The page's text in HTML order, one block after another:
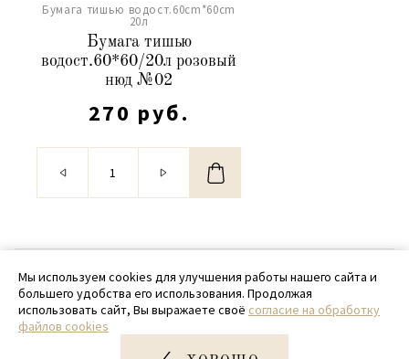
Бумага тишью водост.60cm*60cm
20л
Бумага тишью
водост.60*60/20л розовый
нюд №02
270 руб.
© 2020 - 2026 SamPack
+ 7 (918) 699-97-87
zakaz@sampack.store
Мы используем cookies для улучшения работы нашего сайта и
большего удобства его использования. Продолжая
использовать сайт, Вы выражаете своё согласие на обработку
файлов cookies